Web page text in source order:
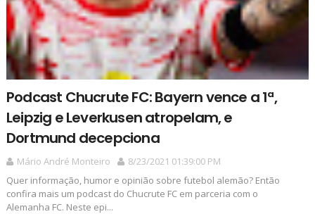
Podcast Chucrute FC: Bayern vence a 1ª,
Leipzig e Leverkusen atropelam, e
Dortmund decepciona
Mário André Monteiro
8/23/2021 01:39:00 PM
Quer informação, humor e opinião sobre futebol alemão? Então
confira mais um podcast do Chucrute FC em parceria com o
Alemanha FC. Neste epi...